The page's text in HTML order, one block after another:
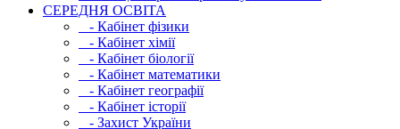
СЕРЕДНЯ ОСВIТА
- Кабінет фізики
- Кабінет хімії
- Кабінет біології
- Кабінет математики
- Кабінет географії
- Кабінет історії
- Захист України